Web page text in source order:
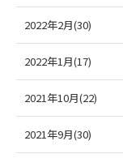
2022年2月(30)
2022年1月(17)
2021年10月(22)
2021年9月(30)